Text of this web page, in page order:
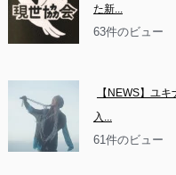
た新...
63件のビュー
【NEWS】ユ
入...
61件のビュー